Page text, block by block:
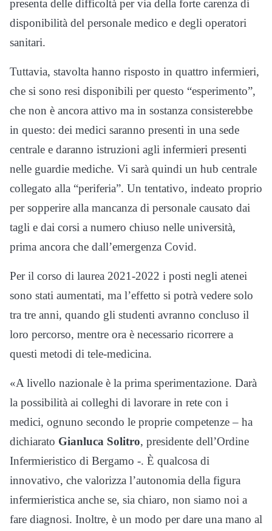
presenta delle difficoltà per via della forte carenza di
disponibilità del personale medico e degli operatori
sanitari.
Tuttavia, stavolta hanno risposto in quattro infermieri,
che si sono resi disponibili per questo “esperimento”,
che non è ancora attivo ma in sostanza consisterebbe
in questo: dei medici saranno presenti in una sede
centrale e daranno istruzioni agli infermieri presenti
nelle guardie mediche. Vi sarà quindi un hub centrale
collegato alla “periferia”. Un tentativo, indeato proprio
per sopperire alla mancanza di personale causato dai
tagli e dai corsi a numero chiuso nelle università,
prima ancora che dall’emergenza Covid.
Per il corso di laurea 2021-2022 i posti negli atenei
sono stati aumentati, ma l’effetto si potrà vedere solo
tra tre anni, quando gli studenti avranno concluso il
loro percorso, mentre ora è necessario ricorrere a
questi metodi di tele-medicina.
«A livello nazionale è la prima sperimentazione. Darà
la possibilità ai colleghi di lavorare in rete con i
medici, ognuno secondo le proprie competenze – ha
dichiarato Gianluca Solitro, presidente dell’Ordine
Infermieristico di Bergamo -. È qualcosa di
innovativo, che valorizza l’autonomia della figura
infermieristica anche se, sia chiaro, non siamo noi a
fare diagnosi. Inoltre, è un modo per dare una mano al